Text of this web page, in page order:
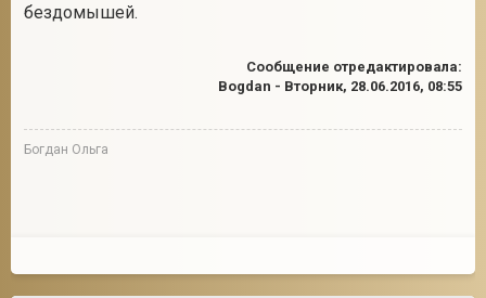
бездомышей.
Сообщение отредактировала:
Bogdan - Вторник, 28.06.2016, 08:55
Богдан Ольга